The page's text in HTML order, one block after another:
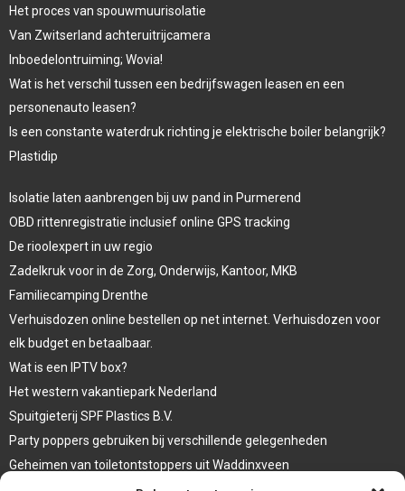
Het proces van spouwmuurisolatie
Van Zwitserland achteruitrijcamera
Inboedelontruiming; Wovia!
Wat is het verschil tussen een bedrijfswagen leasen en een
personenauto leasen?
Is een constante waterdruk richting je elektrische boiler belangrijk?
Plastidip
Isolatie laten aanbrengen bij uw pand in Purmerend
OBD rittenregistratie inclusief online GPS tracking
De rioolexpert in uw regio
Zadelkruk voor in de Zorg, Onderwijs, Kantoor, MKB
Familiecamping Drenthe
Verhuisdozen online bestellen op net internet. Verhuisdozen voor
elk budget en betaalbaar.
Wat is een IPTV box?
Het western vakantiepark Nederland
Spuitgieterij SPF Plastics B.V.
Party poppers gebruiken bij verschillende gelegenheden
Geheimen van toiletontstoppers uit Waddinxveen